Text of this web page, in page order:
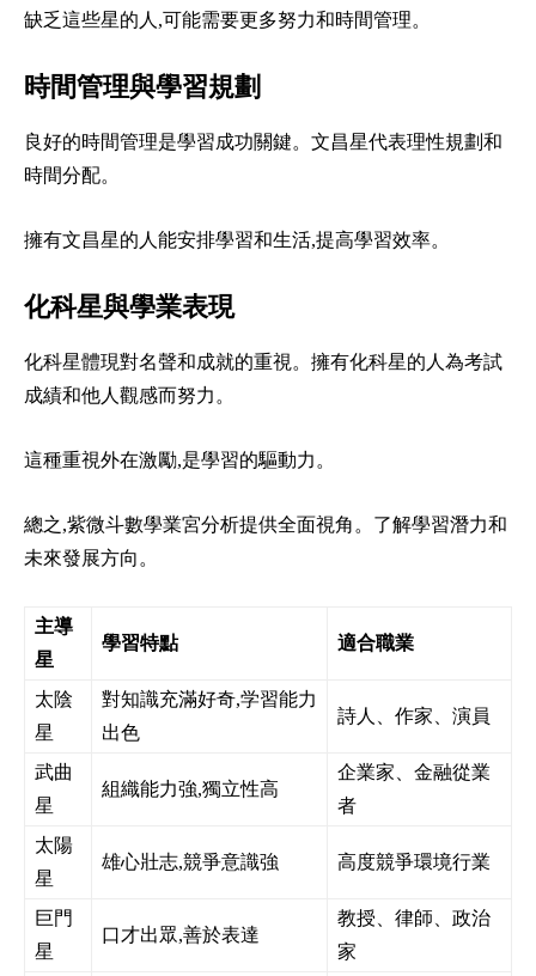
缺乏這些星的人,可能需要更多努力和時間管理。
時間管理與學習規劃
良好的時間管理是學習成功關鍵。文昌星代表理性規劃和
時間分配。
擁有文昌星的人能安排學習和生活,提高學習效率。
化科星與學業表現
化科星體現對名聲和成就的重視。擁有化科星的人為考試
成績和他人觀感而努力。
這種重視外在激勵,是學習的驅動力。
總之,紫微斗數學業宮分析提供全面視角。了解學習潛力和
未來發展方向。
主導
星
學習特點 適合職業
太陰
星
對知識充滿好奇,学習能力
出色
詩人、作家、演員
武曲
星
組織能力強,獨立性高
企業家、金融從業
者
太陽
星
雄心壯志,競爭意識強 高度競爭環境行業
巨門
星
口才出眾,善於表達
教授、律師、政治
家